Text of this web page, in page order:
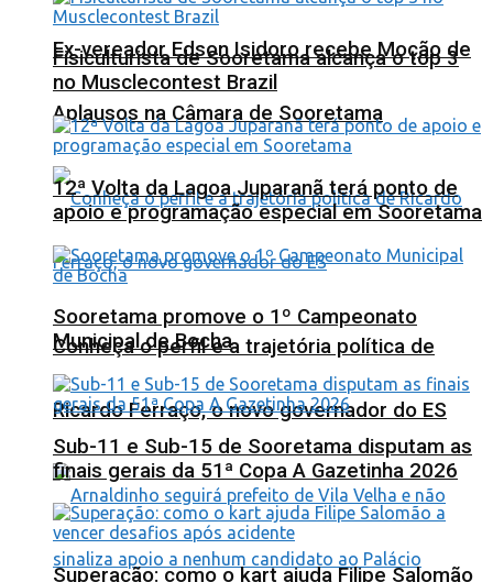
Ex-vereador Edson Isidoro recebe Moção de
Aplausos na Câmara de Sooretama
Conheça o perfil e a trajetória política de
Ricardo Ferraço, o novo governador do ES
Fisiculturista de Sooretama alcança o top 3
no Musclecontest Brazil
12ª Volta da Lagoa Juparanã terá ponto de
apoio e programação especial em Sooretama
Sooretama promove o 1º Campeonato
Municipal de Bocha
Sub-11 e Sub-15 de Sooretama disputam as
finais gerais da 51ª Copa A Gazetinha 2026
Superação: como o kart ajuda Filipe Salomão